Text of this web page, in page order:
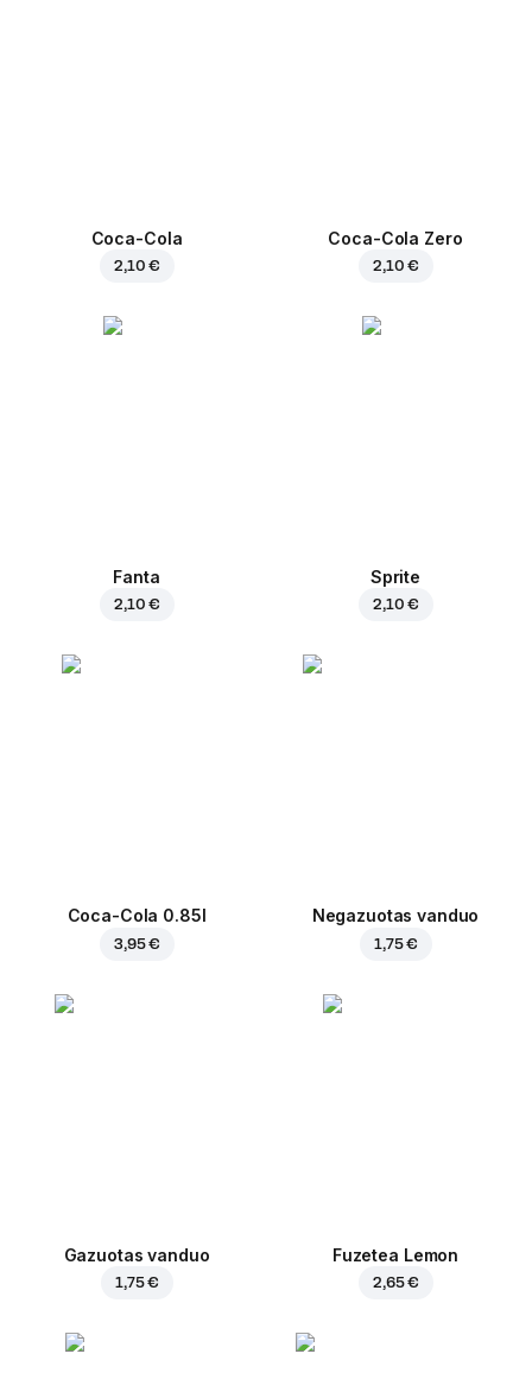
Coca-Cola
2,10 €
Coca-Cola Zero
2,10 €
Fanta
2,10 €
Sprite
2,10 €
Coca-Cola 0.85l
3,95 €
Negazuotas vanduo
1,75 €
Gazuotas vanduo
1,75 €
Fuzetea Lemon
2,65 €